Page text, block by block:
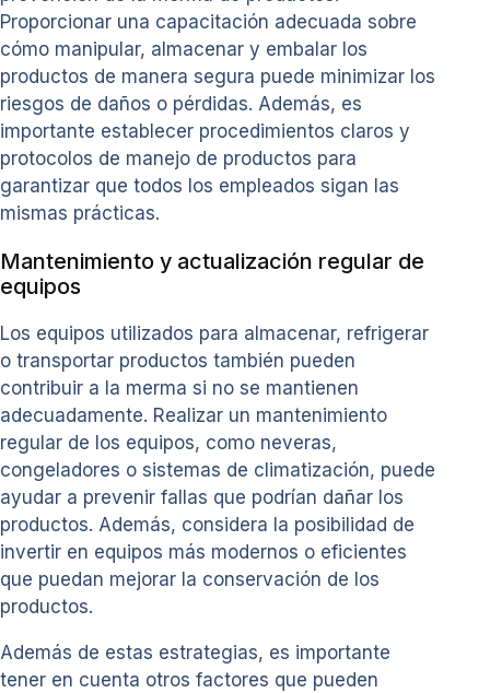
Proporcionar una capacitación adecuada sobre
cómo manipular, almacenar y embalar los
productos de manera segura puede minimizar los
riesgos de daños o pérdidas. Además, es
importante establecer procedimientos claros y
protocolos de manejo de productos para
garantizar que todos los empleados sigan las
mismas prácticas.
Mantenimiento y actualización regular de
equipos
Los equipos utilizados para almacenar, refrigerar
o transportar productos también pueden
contribuir a la merma si no se mantienen
adecuadamente. Realizar un mantenimiento
regular de los equipos, como neveras,
congeladores o sistemas de climatización, puede
ayudar a prevenir fallas que podrían dañar los
productos. Además, considera la posibilidad de
invertir en equipos más modernos o eficientes
que puedan mejorar la conservación de los
productos.
Además de estas estrategias, es importante
tener en cuenta otros factores que pueden